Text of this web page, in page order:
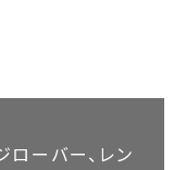
ローバー、レン